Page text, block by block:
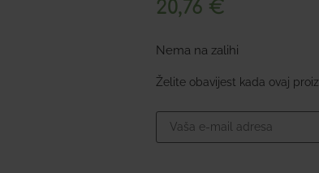
20,76 €
Nema na zalihi
Želite obavijest kada ovaj